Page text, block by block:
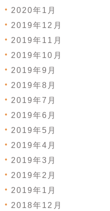
2020年1月
2019年12月
2019年11月
2019年10月
2019年9月
2019年8月
2019年7月
2019年6月
2019年5月
2019年4月
2019年3月
2019年2月
2019年1月
2018年12月